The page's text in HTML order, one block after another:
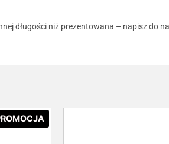
długości niż prezentowana – napisz do